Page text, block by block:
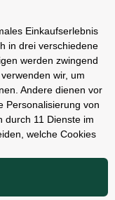
Einkaufserlebnis
in drei verschiedene
werden zwingend
wir, um
Andere dienen vor
Personalisierung von
durch 11 Dienste im
welche Cookies